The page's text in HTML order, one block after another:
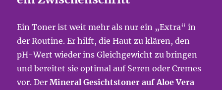
Ein Toner ist weit mehr als nur ein „Extra“ in
der Routine. Er hilft, die Haut zu klären, den
pH-Wert wieder ins Gleichgewicht zu bringen
und bereitet sie optimal auf Seren oder Cremes
vor. DerMineral Gesichtstoner auf Aloe Vera